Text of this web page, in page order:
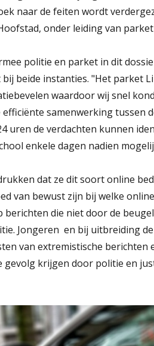
naar de feiten wordt
onder leiding van
politie en parket in dit
beide instanties. "Het parket
waardoor wij snel
samenwerking tussen
uren de verdachten kunnen
enkele dagen nadien
dat ze dit soort online
van bewust zijn bij welke
berichten die niet door de
Jongeren  en bij uitbreiding
van extremistische
gevolg krijgen door politie en